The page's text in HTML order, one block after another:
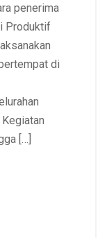
penerima
Produktif
di
[…]